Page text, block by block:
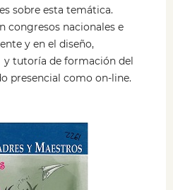
sobre esta temática.
congresos nacionales e
y en el diseño,
tutoría de formación del
presencial como on-line.